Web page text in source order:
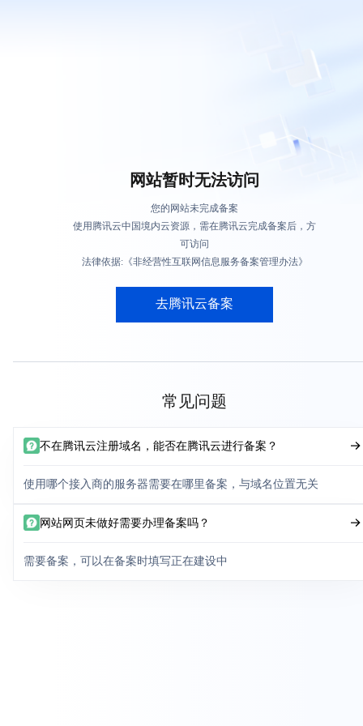
网站暂时无法访问
您的网站未完成备案
使用腾讯云中国境内云资源，需在腾讯云完成备案后，方
可访问
法律依据:《非经营性互联网信息服务备案管理办法》
去腾讯云备案
常见问题
不在腾讯云注册域名，能否在腾讯云进行备案？
使用哪个接入商的服务器需要在哪里备案，与域名位置无关
网站网页未做好需要办理备案吗？
需要备案，可以在备案时填写正在建设中